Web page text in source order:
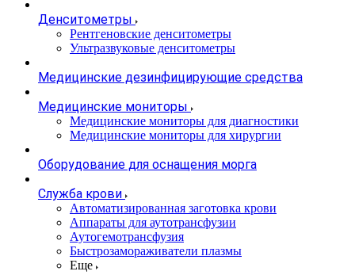
Денситометры
Рентгеновские денситометры
Ультразвуковые денситометры
Медицинские дезинфицирующие средства
Медицинские мониторы
Медицинские мониторы для диагностики
Медицинские мониторы для хирургии
Оборудование для оснащения морга
Служба крови
Автоматизированная заготовка крови
Аппараты для аутотрансфузии
Аутогемотрансфузия
Быстрозамораживатели плазмы
Еще